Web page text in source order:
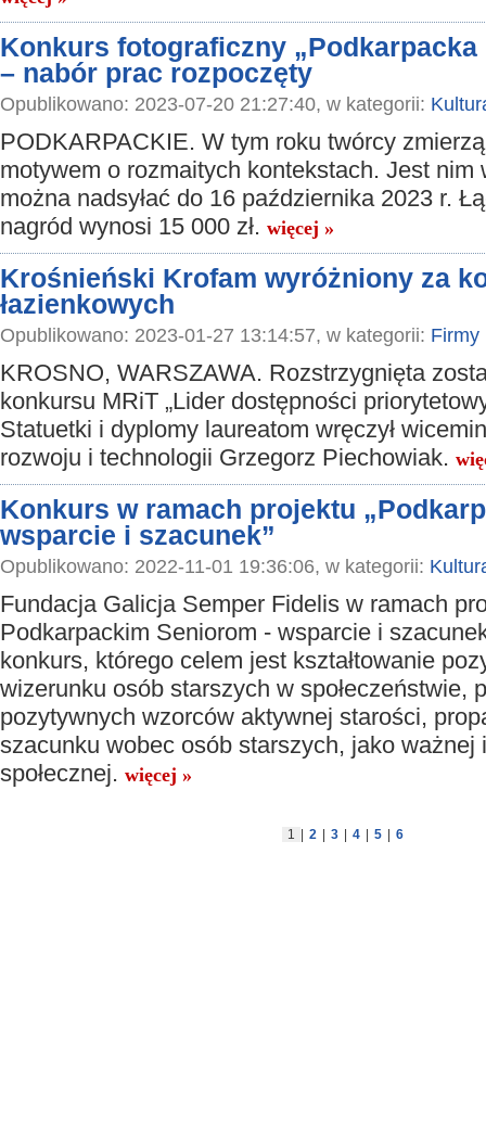
Konkurs fotograficzny „Podkarpacka
– nabór prac rozpoczęty
Opublikowano: 2023-07-20 21:27:40, w kategorii:
PODKARPACKIE. W tym roku twórcy
motywem o rozmaitych kontekstach. Jest nim
można nadsyłać do 16 października 2023 r.
nagród wynosi 15 000 zł. więcej »
Krośnieński Krofam wyróżniony za
łazienkowych
Opublikowano: 2023-01-27 13:14:57, w kategorii: Firmy
KROSNO, WARSZAWA. Rozstrzygnięta
konkursu MRiT „Lider dostępności
Statuetki i dyplomy laureatom wręczył
rozwoju i technologii Grzegorz Piechowiak.
Konkurs w ramach projektu
wsparcie i szacunek”
Opublikowano: 2022-11-01 19:36:06, w kategorii:
Fundacja Galicja Semper Fidelis w ramach
Podkarpackim Seniorom - wsparcie i
konkurs, którego celem jest kształtowanie
wizerunku osób starszych w społeczeństwie,
pozytywnych wzorców aktywnej starości,
szacunku wobec osób starszych, jako ważnej
społecznej. więcej »
1 2 3 4 5 6